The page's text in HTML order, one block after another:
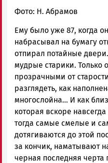
Фото: Н. Абрамов
Ему было уже 87, когда
набрасывал на бумагу
отпирал потайные
мудрые старики. Только
прозрачными от
разглядеть, как
многослойна… И как
которая вскоре
тогда самые смелые и
дотягиваются до этой
за кончик, наматывают
черная последняя